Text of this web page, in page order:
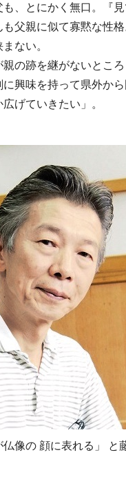
、とにかく無口。『
も父親に似て寡黙な性
ない。
の跡を継がないとこ
興味を持って県外か
げていきたい」。
仏像の 顔に表れる」 と